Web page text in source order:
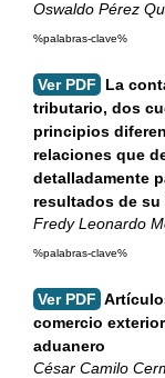
Oswaldo Pérez
%palabras-clave%
Ver PDF
La
tributario, dos
principios
relaciones que
detalladamente
resultados de
Fredy Leonardo
%palabras-clave%
Ver PDF
comercio
aduanero
César Camilo